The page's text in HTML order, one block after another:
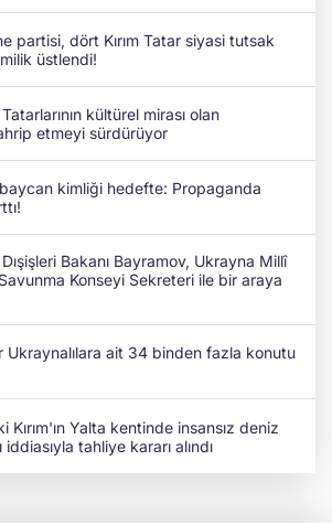
partisi, dört Kırım Tatar siyasi tutsak
üstlendi!
Tatarlarının kültürel mirası olan
etmeyi sürdürüyor
kimliği hedefte: Propaganda
Bakanı Bayramov, Ukrayna Millî
Konseyi Sekreteri ile bir araya
Ukraynalılara ait 34 binden fazla konutu
Kırım'ın Yalta kentinde insansız deniz
iddiasıyla tahliye kararı alındı